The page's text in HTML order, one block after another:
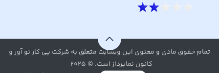
تمام حقوق مادی و معنوی این وبسایت متعلق به شرکت پی کار نو آور و
کانون نماپرداز است. © ۲۰۲۵